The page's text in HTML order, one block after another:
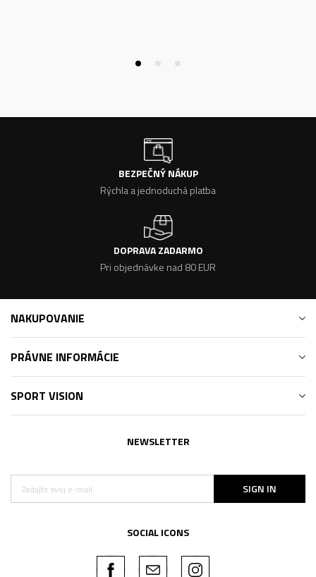
BEZPEČNÝ NÁKUP
Rýchla a jednoduchá platba
DOPRAVA ZADARMO
Pri objednávke nad 80 EUR
NAKUPOVANIE
PRÁVNE INFORMÁCIE
SPORT VISION
NEWSLETTER
SIGN IN
SOCIAL ICONS